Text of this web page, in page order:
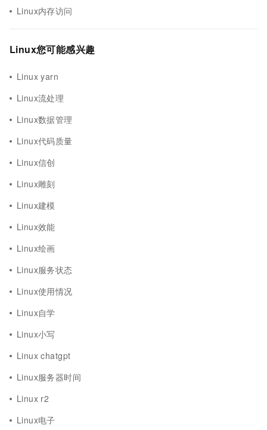
Linux内存访问
Linux您可能感兴趣
Linux yarn
Linux流处理
Linux数据管理
Linux代码质量
Linux信创
Linux雕刻
Linux建模
Linux效能
Linux绘画
Linux服务状态
Linux使用情况
Linux自学
Linux小写
Linux chatgpt
Linux服务器时间
Linux r2
Linux电子